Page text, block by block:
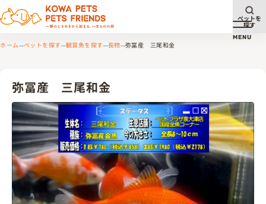
メニ
MENU
ペットを
探す
ホーム ペットを探す 観賞魚を探す 長物 弥冨産 三尾和金
弥冨産 三尾和金